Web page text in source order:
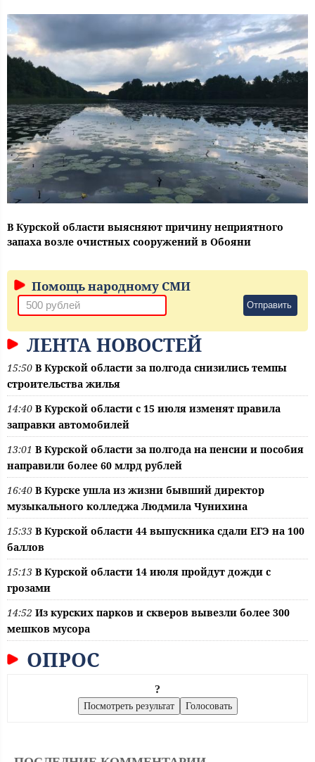
В Курской области выясняют причину неприятного
запаха возле очистных сооружений в Обояни
Помощь народному СМИ
Отправить
ЛЕНТА НОВОСТЕЙ
15:50 В Курской области за полгода снизились темпы
строительства жилья
14:40 В Курской области с 15 июля изменят правила
заправки автомобилей
13:01 В Курской области за полгода на пенсии и пособия
направили более 60 млрд рублей
16:40 В Курске ушла из жизни бывший директор
музыкального колледжа Людмила Чунихина
15:33 В Курской области 44 выпускника сдали ЕГЭ на 100
баллов
15:13 В Курской области 14 июля пройдут дожди с
грозами
14:52 Из курских парков и скверов вывезли более 300
мешков мусора
ОПРОС
?